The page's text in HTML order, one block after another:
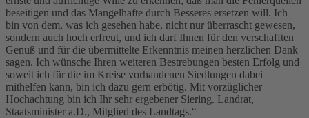
beseitigen und das Mangelhafte durch Besseres ersetzen will. Ich
bin von dem, was ich gesehen habe, nicht nur überrascht gewesen,
sondern auch hoch erfreut, und ich darf Ihnen für den verschafften
Genuß und für die übermittelte Erkenntnis meinen herzlichen Dank
sagen. Ich wünsche Ihren weiteren Bestrebungen besten Erfolg und
soweit ich für die im Kreise vorhandenen Siedlungen dabei
mithelfen kann, bin ich dazu gern erbötig. Mit vorzüglicher
Hochachtung bin ich Ihr sehr ergebener Siering. Landrat,
Staatsminister a.D., Mitglied des Landtags.“